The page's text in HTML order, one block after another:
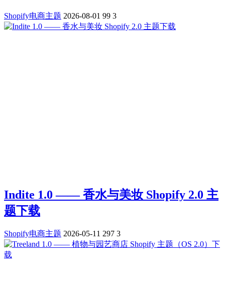
Shopify电商主题 2026-08-01 99 3
Indite 1.0 —— 香水与美妆 Shopify 2.0 主
题下载
Shopify电商主题 2026-05-11 297 3